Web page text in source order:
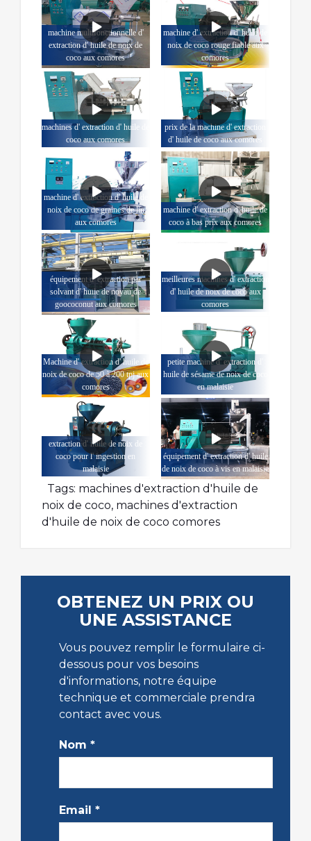
machine multifonctionnelle d'
extraction d' huile de noix de
coco aux comores
machine d' extraction d' huile de
noix de coco rouge fiable aux
comores
machines d' extraction d' huile de
coco aux comores
prix de la machine d' extraction
d' huile de coco aux comores
machine d' extraction d' huile de
noix de coco de graines de lin
aux comores
machine d' extraction d' huile de
coco à bas prix aux comores
équipement d' extraction par
solvant d' huile de noyau de
goococonut aux comores
meilleures machines d' extraction
d' huile de noix de coco aux
comores
Machine d' extraction d' huile de
noix de coco de 50 à 200 tpj aux
comores
petite machine d' extraction d'
huile de sésame de noix de coco
en malaisie
extraction d' huile de noix de
coco pour l' ingestion en
malaisie
équipement d' extraction d' huile
de noix de coco à vis en malaisie
Tags: machines d'extraction d'huile de
noix de coco, machines d'extraction
d'huile de noix de coco comores
OBTENEZ UN PRIX OU
UNE ASSISTANCE
Vous pouvez remplir le formulaire ci-
dessous pour vos besoins
d'informations, notre équipe
technique et commerciale prendra
contact avec vous.
Nom *
Email *